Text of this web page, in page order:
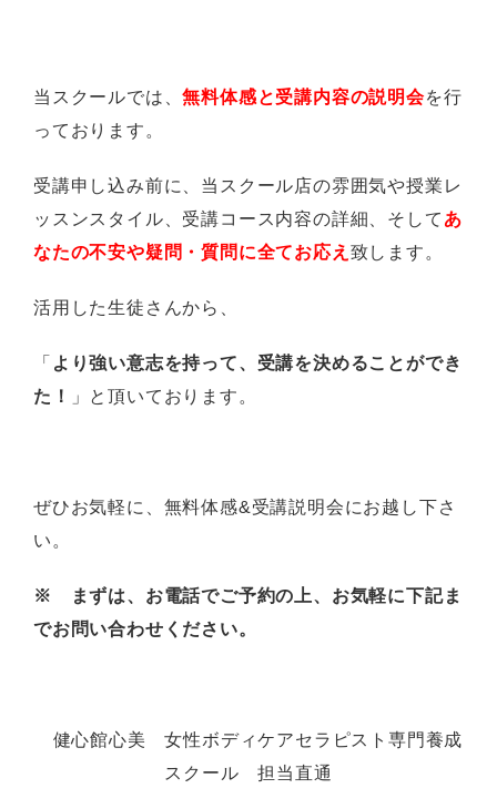
当スクールでは、無料体感と受講内容の説明会を行
っております。
受講申し込み前に、当スクール店の雰囲気や授業レ
ッスンスタイル、受講コース内容の詳細、そして あ
なたの不安や疑問・質問に全てお応え 致します。
活用した生徒さんから、
「 より強い意志を持って、受講を決めることができ
た！
」と頂いております。
ぜひお気軽に、無料体感&受講説明会にお越し下さ
い。
※
まずは、お電話でご予約の上、お気軽に下記ま
でお問い合わせください。
健心館心美 女性ボディケアセラピスト専門養成
スクール 担当直通